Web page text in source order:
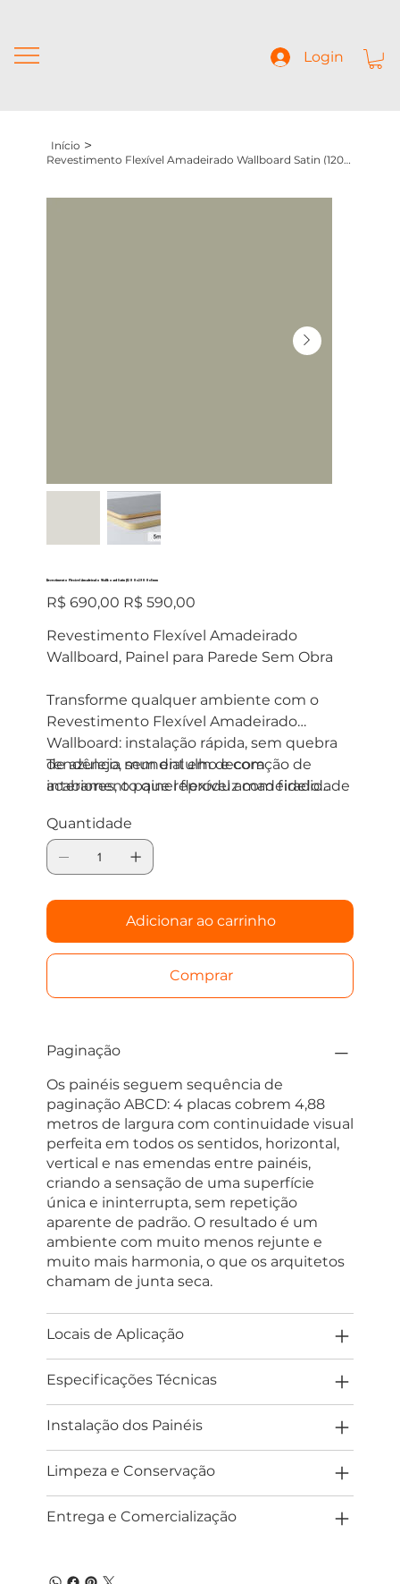
Login
Início >
Revestimento Flexível Amadeirado Wallboard Satin (1200x2900x5mm
Revestimento Flexível Amadeirado Wallboard Satin (1200x2900x5mm
Preço
original
R$ 690,00 Preço
promocional
R$ 590,00
Revestimento Flexível Amadeirado
Wallboard, Painel para Parede Sem Obra
Transforme qualquer ambiente com o
Revestimento Flexível Amadeirado
Wallboard: instalação rápida, sem quebra
de azulejo, sem entulho e com
acabamento que reproduz com fidelidade
Tendência mundial em decoração de
interiores, o painel flexível amadeirado
banheiros, cozinhas, salas e escritórios com
personalidade e aconchego, gastando
muito menos do que em revestimentos
preocupação com umidade ou
manutenção.
Quantidade
Adicionar ao carrinho
Comprar
Paginação
Os painéis seguem sequência de
paginação ABCD: 4 placas cobrem 4,88
metros de largura com continuidade visual
perfeita em todos os sentidos, horizontal,
vertical e nas emendas entre painéis,
criando a sensação de uma superfície
única e ininterrupta, sem repetição
aparente de padrão. O resultado é um
ambiente com muito menos rejunte e
muito mais harmonia, o que os arquitetos
chamam de junta seca.
Locais de Aplicação
Especificações Técnicas
Instalação dos Painéis
Limpeza e Conservação
Entrega e Comercialização